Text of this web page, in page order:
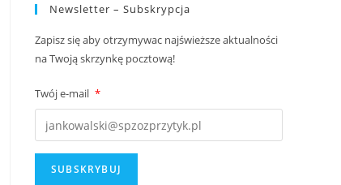
Newsletter – Subskrypcja
Zapisz się aby otrzymywac najświeższe aktualności
na Twoją skrzynkę pocztową!
Twój e-mail *